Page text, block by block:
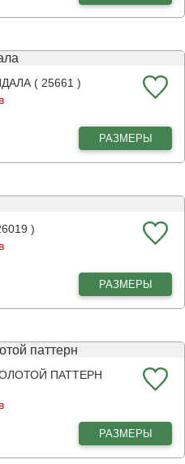
( 25661 )
РАЗМЕРЫ
)
РАЗМЕРЫ
ПАТТЕРН
РАЗМЕРЫ